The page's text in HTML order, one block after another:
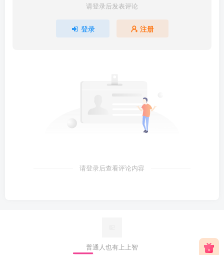
请登录后发表评论
登录 注册
请登录后查看评论内容
普通人也有上上智